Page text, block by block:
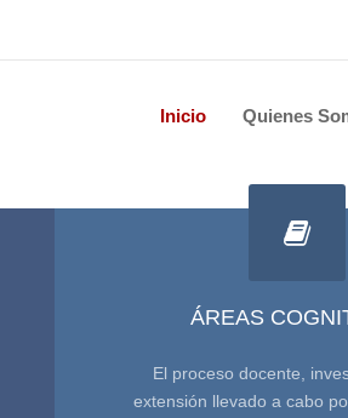
Inicio Quienes
ÁREAS
El proceso docente,
extensión llevado a cabo